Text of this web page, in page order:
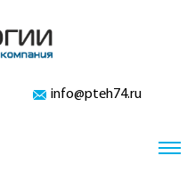
info@pteh74.ru